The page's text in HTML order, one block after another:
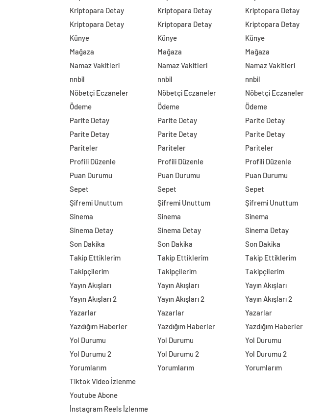
Kriptopara Detay
Kriptopara Detay
Künye
Mağaza
Namaz Vakitleri
nnbil
Nöbetçi Eczaneler
Ödeme
Parite Detay
Parite Detay
Pariteler
Profili Düzenle
Puan Durumu
Sepet
Şifremi Unuttum
Sinema
Sinema Detay
Son Dakika
Takip Ettiklerim
Takipçilerim
Yayın Akışları
Yayın Akışları 2
Yazarlar
Yazdığım Haberler
Yol Durumu
Yol Durumu 2
Yorumlarım
Kriptopara Detay
Kriptopara Detay
Künye
Mağaza
Namaz Vakitleri
nnbil
Nöbetçi Eczaneler
Ödeme
Parite Detay
Parite Detay
Pariteler
Profili Düzenle
Puan Durumu
Sepet
Şifremi Unuttum
Sinema
Sinema Detay
Son Dakika
Takip Ettiklerim
Takipçilerim
Yayın Akışları
Yayın Akışları 2
Yazarlar
Yazdığım Haberler
Yol Durumu
Yol Durumu 2
Yorumlarım
Kriptopara Detay
Kriptopara Detay
Künye
Mağaza
Namaz Vakitleri
nnbil
Nöbetçi Eczaneler
Ödeme
Parite Detay
Parite Detay
Pariteler
Profili Düzenle
Puan Durumu
Sepet
Şifremi Unuttum
Sinema
Sinema Detay
Son Dakika
Takip Ettiklerim
Takipçilerim
Yayın Akışları
Yayın Akışları 2
Yazarlar
Yazdığım Haberler
Yol Durumu
Yol Durumu 2
Yorumlarım
Tiktok Video İzlenme
Youtube Abone
İnstagram Reels İzlenme